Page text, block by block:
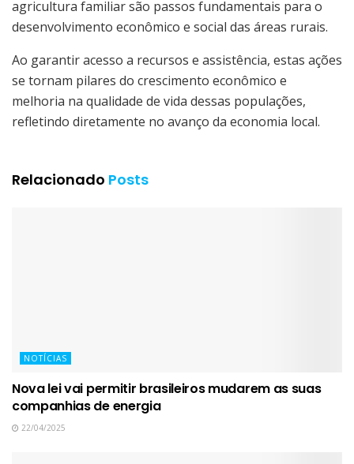
agricultura familiar são passos fundamentais para o
desenvolvimento econômico e social das áreas rurais.
Ao garantir acesso a recursos e assistência, estas ações
se tornam pilares do crescimento econômico e
melhoria na qualidade de vida dessas populações,
refletindo diretamente no avanço da economia local.
Relacionado Posts
NOTÍCIAS
Nova lei vai permitir brasileiros mudarem as suas
companhias de energia
22/04/2025